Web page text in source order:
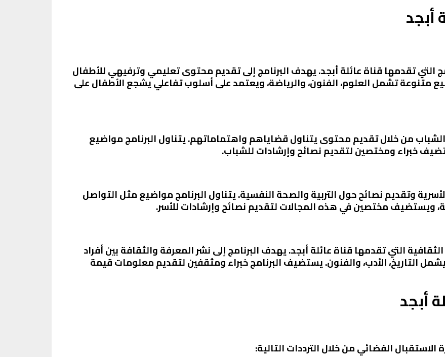
أبجد
التي تقدمها قناة عائلة أبجد. يهدف البرنامج إلى تقديم محتوى تعليمي وترفيهي للأطفال
متنوعة تشمل العلوم، الفنون، والرياضة، ويعتمد على أسلوب تفاعلي يشجع الأطفال على
من خلال تقديم محتوى يتناول قضاياهم واهتماماتهم. يتناول البرنامج مواضيع
خبراء ومختصين لتقديم نصائح وإرشادات للشباب.
وتقديم نصائح حول التربية والصحة النفسية. يتناول البرنامج مواضيع مثل التواصل
ويستضيف مختصين في هذه المجالات لتقديم نصائح وإرشادات للأسر.
التي تقدمها قناة عائلة أبجد. يهدف البرنامج إلى نشر المعرفة والثقافة بين أفراد
التاريخ، الأدب، والفنون. يستضيف البرنامج خبراء ومثقفين لتقديم معلومات قيمة
أبجد
الفضائي من خلال الترددات التالية: